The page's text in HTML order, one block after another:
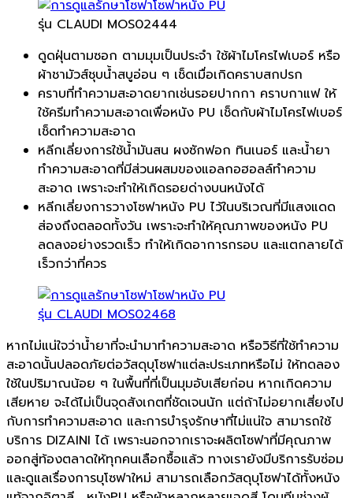
รุ่น CLAUDI MOS02444
ดูดฝุ่นตามซอก ตามมุมเป็นประจำ ใช้ผ้าไมโครไฟเบอร์ หรือ
ผ้าชามัวส์ชุบน้ำสบูอ่อน ๆ เช็ดเมื่อเกิดคราบสกปรก
คราบที่ทำความสะอาดยากเช่นรอยปากกา คราบกาแฟ ให้
ใช้ครีมทำความสะอาดเพื่อหนัง PU เช็ดกับผ้าไมโครไฟเบอร์
เช็ดทำความสะอาด
หลีกเลี่ยงการใช้น้ำมันสน ผงซักฟอก ทินเนอร์ และน้ำยา
ทำความสะอาดที่มีส่วนผสมของแอลกอฮอลล์ทำความ
สะอาด เพราะจะทำให้เกิดรอยด่างบนหนังได้
หลีกเลี่ยงการวางโซฟาหนัง PU ไว้ในบริเวณที่มีแสงแดด
ส่องถึงตลอดทั้งวัน เพราะจะทำให้คุณภาพของหนัง PU
ลดลงอย่างรวดเร็ว ทำให้เกิดอาการกรอบ และแตกลายได้
เร็วกว่าที่ควร
รุ่น CLAUDI MOS02468
หากไม่แน่ใจว่าน้ำยาที่จะนำมาทำความสะอาด หรือวิธีที่ใช้ทำความ
สะอาดนั้นปลอดภัยต่อวัสดุบุโซฟาแต่ละประเภทหรือไม่ ให้ทดลอง
ใช้ในปริมาณน้อย ๆ ในพื้นที่ที่เป็นมุมอับเสียก่อน หากเกิดความ
เสียหาย จะได้ไม่เป็นจุดสังเกตที่ชัดเจนนัก แต่ถ้าไม่อยากเสี่ยงไป
กับการทำความสะอาด และการบำรุงรักษาที่ไม่แน่ใจ สามารถใช้
บริการ DIZAINI ได้ เพราะนอกจากเราจะผลิตโซฟาที่มีคุณภาพ
ออกสู่ท้องตลาดให้ทุกคนเลือกซื้อแล้ว ทางเรายังมีบริการรับซ่อม
และดูแลเรื่องการบุโซฟาใหม่ สามารถเลือกวัสดุบุโซฟาได้ทั้งหนัง